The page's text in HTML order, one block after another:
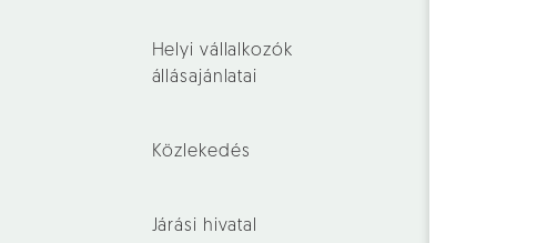
Helyi vállalkozók
állásajánlatai
Közlekedés
Járási hivatal